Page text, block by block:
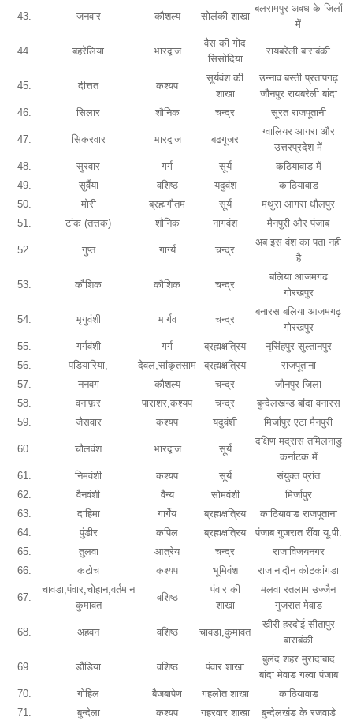
43. जनवार कौशल्य सोलंकी शाखा
बलरामपुर अवध के जिलों
में
44. बहरेलिया भारद्वाज
वैस की गोद
सिसोदिया
रायबरेली बाराबंकी
45. दीत्तत कश्यप
सूर्यवंश की
शाखा
उन्नाव बस्ती प्रतापगढ़
जौनपुर रायबरेली बांदा
46.
सिलार शौनिक चन्द्र सूरत राजपूतानी
47. सिकरवार भारद्वाज बढगूजर
ग्वालियर आगरा और
उत्तरप्रदेश में
48.
सुरवार गर्ग सूर्य
कठियावाड में
49.
सुर्वैया वशिष्ठ यदुवंश
काठियावाड
50.
मोरी ब्रह्मगौतम सूर्य
मथुरा आगरा धौलपुर
51.
टांक (तत्तक) शौनिक नागवंश मैनपुरी और पंजाब
52. गुप्त गार्ग्य चन्द्र
अब इस वंश का पता नही
है
53. कौशिक कौशिक चन्द्र
बलिया आजमगढ
गोरखपुर
54. भृगुवंशी भार्गव चन्द्र
बनारस बलिया आजमगढ़
गोरखपुर
55.
गर्गवंशी गर्ग ब्रह्मक्षत्रिय
नृसिंहपुर सुल्तानपुर
56.
पडियारिया, देवल,सांकृतसाम ब्रह्मक्षत्रिय
राजपूताना
57.
ननवग कौशल्य चन्द्र
जौनपुर जिला
58.
वनाफ़र पाराशर,कश्यप चन्द्र
बुन्देलखन्ड बांदा वनारस
59.
जैसवार कश्यप यदुवंशी मिर्जापुर एटा मैनपुरी
60. चौलवंश भारद्वाज सूर्य
दक्षिण मद्रास तमिलनाडु
कर्नाटक में
61.
निमवंशी कश्यप सूर्य
संयुक्त प्रांत
62.
वैनवंशी वैन्य सोमवंशी
मिर्जापुर
63.
दाहिमा गार्गेय ब्रह्मक्षत्रिय
काठियावाड राजपूताना
64.
पुंडीर कपिल ब्रह्मक्षत्रिय
पंजाब गुजरात रींवा यू.पी.
65.
तुलवा आत्रेय चन्द्र
राजाविजयनगर
66.
कटोच कश्यप भूमिवंश राजानादौन कोटकांगडा
67.
चावडा,पंवार,चोहान,वर्तमान
कुमावत
वशिष्ठ
पंवार की
शाखा
मलवा रतलाम उज्जैन
गुजरात मेवाड
68. अहवन वशिष्ठ चावडा,कुमावत
खीरी हरदोई सीतापुर
बाराबंकी
69. डौडिया वशिष्ठ पंवार शाखा
बुलंद शहर मुरादाबाद
बांदा मेवाड गल्वा पंजाब
70.
गोहिल बैजबापेण गहलोत शाखा
काठियावाड
71.
बुन्देला कश्यप गहरवार शाखा
बुन्देलखंड के रजवाडे